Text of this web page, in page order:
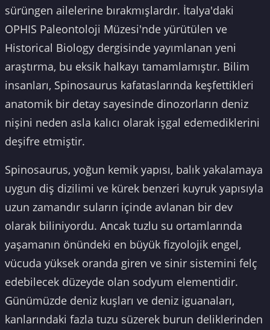
sürüngen ailelerine bırakmışlardır. İtalya'daki
OPHIS Paleontoloji Müzesi'nde yürütülen ve
Historical Biology dergisinde yayımlanan yeni
araştırma, bu eksik halkayı tamamlamıştır. Bilim
insanları, Spinosaurus kafataslarında keşfettikleri
anatomik bir detay sayesinde dinozorların deniz
nişini neden asla kalıcı olarak işgal edemediklerini
deşifre etmiştir.
Spinosaurus, yoğun kemik yapısı, balık yakalamaya
uygun diş dizilimi ve kürek benzeri kuyruk yapısıyla
uzun zamandır suların içinde avlanan bir dev
olarak biliniyordu. Ancak tuzlu su ortamlarında
yaşamanın önündeki en büyük fizyolojik engel,
vücuda yüksek oranda giren ve sinir sistemini felç
edebilecek düzeyde olan sodyum elementidir.
Günümüzde deniz kuşları ve deniz iguanaları,
kanlarındaki fazla tuzu süzerek burun deliklerinden